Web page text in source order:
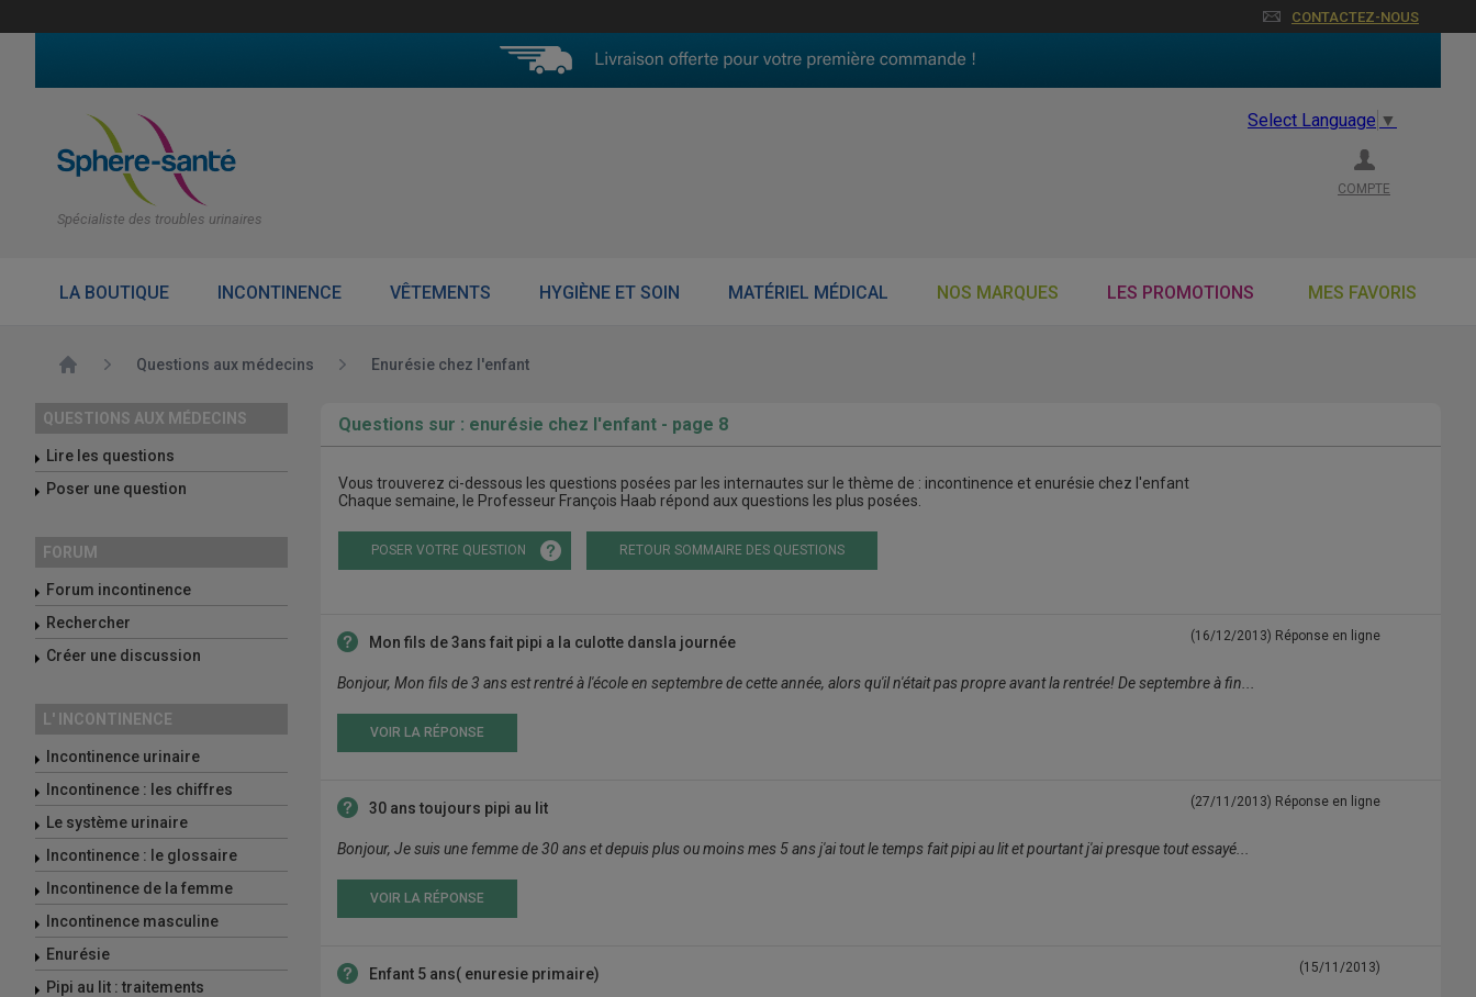
CONTACTEZ-NOUS
Spécialiste des troubles urinaires
Select Language ▼
COMPTE
LA BOUTIQUE INCONTINENCE VÊTEMENTS HYGIÈNE ET SOIN MATÉRIEL MÉDICAL NOS MARQUES LES PROMOTIONS MES FAVORIS
Accueil Questions aux médecins Enurésie chez l'enfant
QUESTIONS AUX MÉDECINS
Lire les questions
Poser une question
FORUM
Forum incontinence
Rechercher
Créer une discussion
L' INCONTINENCE
Incontinence urinaire
Incontinence : les chiffres
Le système urinaire
Incontinence : le glossaire
Incontinence de la femme
Incontinence masculine
Enurésie
Pipi au lit : traitements
Questions sur : enurésie chez l'enfant - page 8
Vous trouverez ci-dessous les questions posées par les internautes sur le thème de : incontinence et enurésie chez l'enfant
Chaque semaine, le Professeur François Haab répond aux questions les plus posées.
POSER VOTRE QUESTION RETOUR SOMMAIRE DES QUESTIONS
Mon fils de 3ans fait pipi a la culotte dansla journée (16/12/2013) Réponse en ligne
Bonjour, Mon fils de 3 ans est rentré à l'école en septembre de cette année, alors qu'il n'était pas propre avant la rentrée! De septembre à fin...
VOIR LA RÉPONSE
30 ans toujours pipi au lit (27/11/2013) Réponse en ligne
Bonjour, Je suis une femme de 30 ans et depuis plus ou moins mes 5 ans j'ai tout le temps fait pipi au lit et pourtant j'ai presque tout essayé...
VOIR LA RÉPONSE
Enfant 5 ans( enuresie primaire) (15/11/2013)